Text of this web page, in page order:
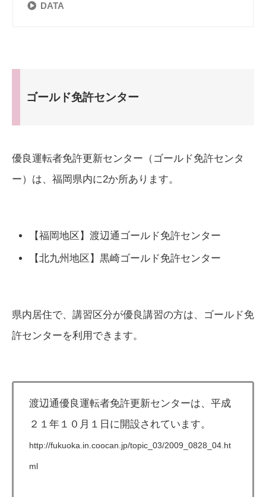
DATA
ゴールド免許センター
優良運転者免許更新センター（ゴールド免許センタ
ー）は、福岡県内に2か所あります。
【福岡地区】渡辺通ゴールド免許センター
【北九州地区】黒崎ゴールド免許センター
県内居住で、講習区分が優良講習の方は、ゴールド免
許センターを利用できます。
渡辺通優良運転者免許更新センターは、平成
２１年１０月１日に開設されています。
http://fukuoka.in.coocan.jp/topic_03/2009_0828_04.ht
ml